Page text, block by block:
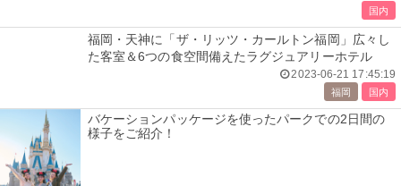
国内
福岡・天神に「ザ・リッツ・カールトン福岡」広々し
た客室＆6つの食空間備えたラグジュアリーホテル
2023-06-21 17:45:19
福岡 国内
バケーションパッケージを使ったパークでの2日間の
様子をご紹介！